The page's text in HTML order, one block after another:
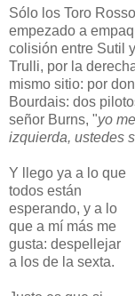
Sólo los Toro
empezado a
colisión entre Sutil
Trulli, por la
mismo sitio: por
Bourdais: dos
señor Burns, "yo
izquierda, ustedes
Y llego ya a lo que
todos están
esperando, y a lo
que a mí más me
gusta: despellejar
a los de la sexta.